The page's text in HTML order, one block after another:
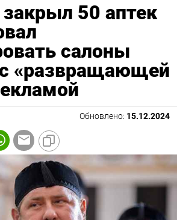
50 аптек
салоны
«развращающей
Обновлено: 15.12.2024